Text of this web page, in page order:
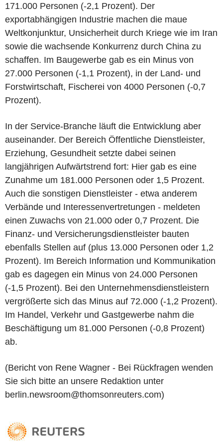
171.000 Personen (-2,1 Prozent). Der
exportabhängigen Industrie machen die maue
Weltkonjunktur, Unsicherheit durch Kriege wie im Iran
sowie die wachsende Konkurrenz durch China zu
schaffen. Im Baugewerbe gab es ein Minus von
27.000 Personen (-1,1 Prozent), in der Land- und
Forstwirtschaft, Fischerei von 4000 Personen (-0,7
Prozent).
In der Service-Branche läuft die Entwicklung aber
auseinander. Der Bereich Öffentliche Dienstleister,
Erziehung, Gesundheit setzte dabei seinen
langjährigen Aufwärtstrend fort: Hier gab es eine
Zunahme um 181.000 Personen oder 1,5 Prozent.
Auch die sonstigen Dienstleister - etwa anderem
Verbände und Interessenvertretungen - meldeten
einen Zuwachs von 21.000 oder 0,7 Prozent. Die
Finanz- und Versicherungsdienstleister bauten
ebenfalls Stellen auf (plus 13.000 Personen oder 1,2
Prozent). Im Bereich Information und Kommunikation
gab es dagegen ein Minus von 24.000 Personen
(-1,5 Prozent). Bei den Unternehmensdienstleistern
vergrößerte sich das Minus auf 72.000 (-1,2 Prozent).
Im Handel, Verkehr und Gastgewerbe nahm die
Beschäftigung um 81.000 Personen (-0,8 Prozent)
ab.
(Bericht von Rene Wagner - Bei Rückfragen wenden
Sie sich bitte an unsere Redaktion unter
berlin.newsroom@thomsonreuters.com)